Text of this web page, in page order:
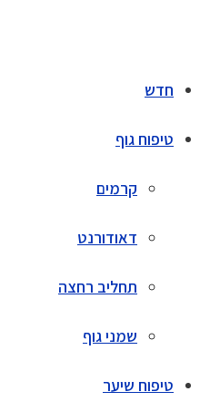
חדש
טיפוח גוף
קרמים
דאודורנט
תחליב רחצה
שמני גוף
טיפוח שיער